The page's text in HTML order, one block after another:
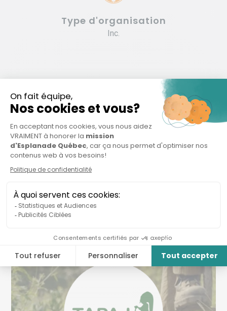
Type d'organisation
Inc.
Organisations connexes